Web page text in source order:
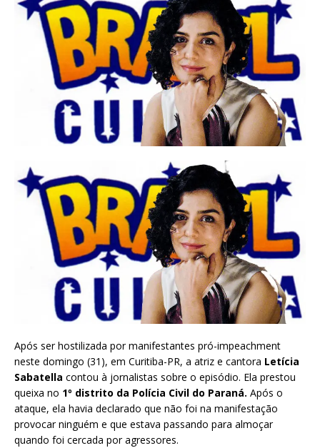
Após ser hostilizada por manifestantes pró-impeachment
neste domingo (31), em Curitiba-PR, a atriz e cantora Letícia
Sabatella contou à jornalistas sobre o episódio. Ela prestou
queixa no 1º distrito da Polícia Civil do Paraná. Após o
ataque, ela havia declarado que não foi na manifestação
provocar ninguém e que estava passando para almoçar
quando foi cercada por agressores.